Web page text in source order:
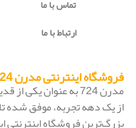
تماس با ما
ارتباط با ما
فروشگاه اینترنتی مدرن 724، بررسی، انتخاب و خرید آنلاین
مدرن 724 به عنوان
از یک دهه تجربه، موفق شده